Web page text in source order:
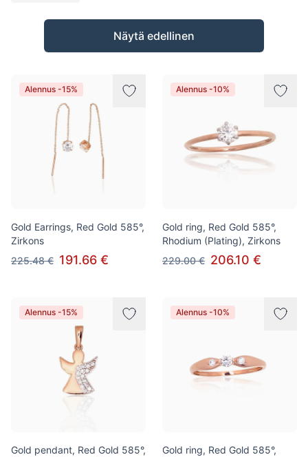
Tuotteet
Näytä edellinen
Alennus -15%
Gold Earrings, Red Gold 585°,
Zirkons
225.48 € 191.66 €
Alennus -10%
Gold ring, Red Gold 585°,
Rhodium (Plating), Zirkons
229.00 € 206.10 €
Alennus -15%
Gold pendant, Red Gold 585°,
Alennus -10%
Gold ring, Red Gold 585°,